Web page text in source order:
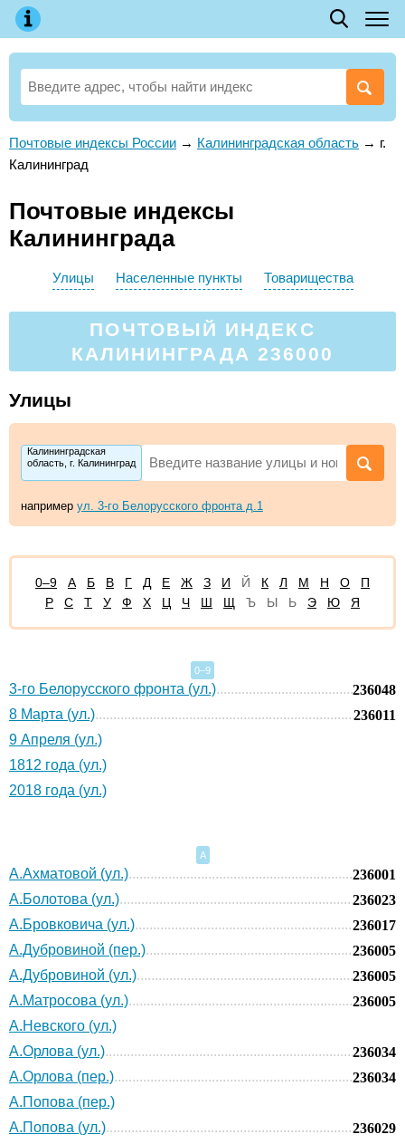
Почтовые индексы России → Калининградская область → г.
Калининград
Почтовые индексы
Калининграда
Улицы Населенные пункты Товарищества
ПОЧТОВЫЙ ИНДЕКС
КАЛИНИНГРАДА 236000
Улицы
Калининградская
область, г. Калининград
например ул. 3-го Белорусского фронта д.1
0–9 А Б В Г Д Е Ж З И Й К Л М Н О
П
Р
С Т У Ф Х Ц Ч Ш Щ Ъ Ы Ь Э Ю Я
0–9
3-го Белорусского фронта (ул.)
236048
8 Марта (ул.)
236011
9 Апреля (ул.)
1812 года (ул.)
2018 года (ул.)
А
А.Ахматовой (ул.)
236001
А.Болотова (ул.)
236023
А.Бровковича (ул.)
236017
А.Дубровиной (пер.)
236005
А.Дубровиной (ул.)
236005
А.Матросова (ул.)
236005
А.Невского (ул.)
А.Орлова (ул.)
236034
А.Орлова (пер.)
236034
А.Попова (пер.)
А.Попова (ул.)
236029